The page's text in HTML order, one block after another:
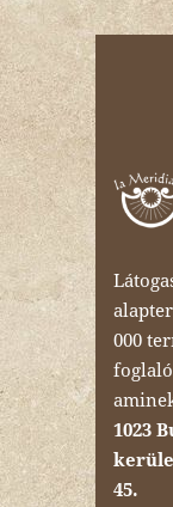
000
1023
45.